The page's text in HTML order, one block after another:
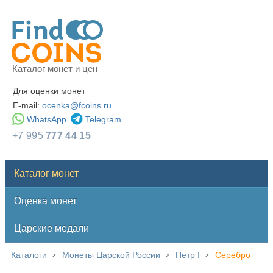
Каталог монет и цен
Для оценки монет
E-mail: ocenka@fcoins.ru
WhatsApp
Telegram
+7 995777 44 15
Каталог монет
Оценка монет
Царские медали
Каталоги > Монеты Царской России > Петр I > Серебро